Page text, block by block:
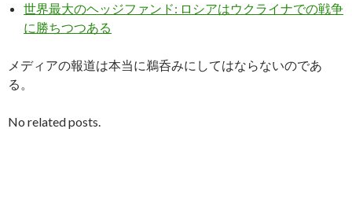
世界最大のヘッジファンド: ロシアはウクライナでの戦争
に勝ちつつある
メディアの報道は本当に鵜呑みにしてはならないのであ
る。
No related posts.